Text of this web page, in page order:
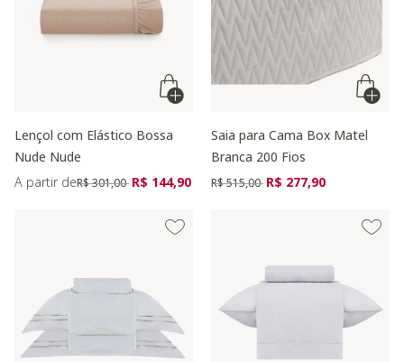
Lençol com Elástico Bossa
Nude Nude
A partir dePreço reduzido de
R$ 301,00 para
R$ 144,90
Saia para Cama Box Matel
Branca 200 Fios
Preço reduzido de
R$ 515,00 para
R$ 277,90